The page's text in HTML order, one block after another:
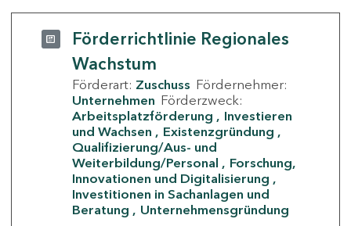
Förderrichtlinie Regionales
Wachstum
Förderart: Zuschuss Fördernehmer:
Unternehmen Förderzweck:
Arbeitsplatzförderung
Investieren
und Wachsen
Existenzgründung
Qualifizierung/Aus- und
Weiterbildung/Personal
Forschung,
Innovationen und Digitalisierung
Investitionen in Sachanlagen und
Beratung
Unternehmensgründung